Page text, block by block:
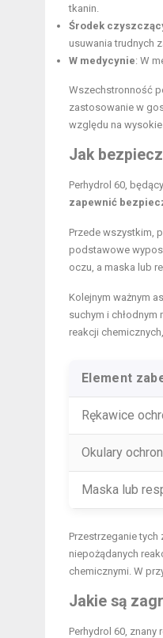
tkanin.
Środek
usuwania trudnych
W medycynie: W
Wszechstronność
zastosowanie w
względu na
Jak
Perhydrol 60,
zapewnić
Przede wszystkim,
podstawowe
oczu, a maska lub
Kolejnym ważnym
suchym i chłodnym
reakcji
Element
Rękawice
Okulary
Maska lub
Przestrzeganie
niepożądanych
chemicznymi. W
Jakie są
Perhydrol 60,